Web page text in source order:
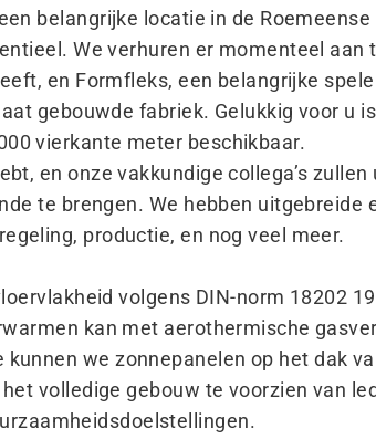
belangrijke locatie in de
We verhuren er momenteel aan
en Formfleks, een belangrijke
gebouwde fabriek. Gelukkig voor u
vierkante meter beschikbaar.
en onze vakkundige collega’s
te brengen. We hebben uitgebreide
productie, en nog veel meer.
volgens DIN-norm 18202
kan met aerothermische
we zonnepanelen op het dak
volledige gebouw te voorzien van